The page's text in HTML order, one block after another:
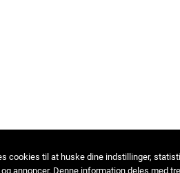
cookies til at huske dine indstillinger,
annoncer. Denne information deles med